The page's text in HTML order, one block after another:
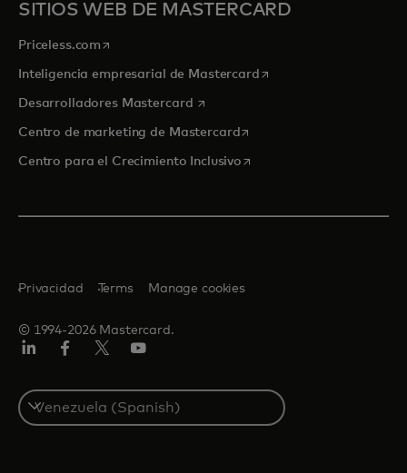
SITIOS WEB DE MASTERCARD
Priceless.com se abre en una pestaña nueva
Inteligencia empresarial de Mastercardse abre en una pestaña
Desarrolladores Mastercard se abre en una pestaña nueva
Centro de marketing de Mastercardse abre en una pestaña
Centro para el Crecimiento Inclusivose abre en una pestaña
© 1994-2026 Mastercard.
Privacidad Terms Manage cookies
Select
a
country